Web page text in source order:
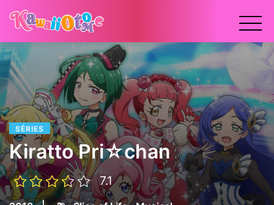
x
SÉRIES
Kiratto Pri☆chan
7.1